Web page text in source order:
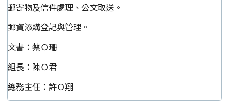
郵寄物及信件處理、公文取送。
郵資添購登記與管理。
文書：蔡Ｏ珊
組長：陳Ｏ君
總務主任：許Ｏ翔